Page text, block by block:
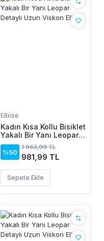
Elbise
Kadın Kısa Kollu Bisiklet
Yakalı Bir Yanı Leopar
Detaylı Uzun Viskon
Elbise
%50
1.963,99 TL
981,99 TL
Sepete Ekle